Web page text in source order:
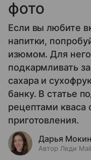
фото
Если вы любите
напитки,
изюмом. Для него
подкармливать
сахара и
банку. В статье
рецептами кваса
приготовления.
Дарья
Автор Леди Mail